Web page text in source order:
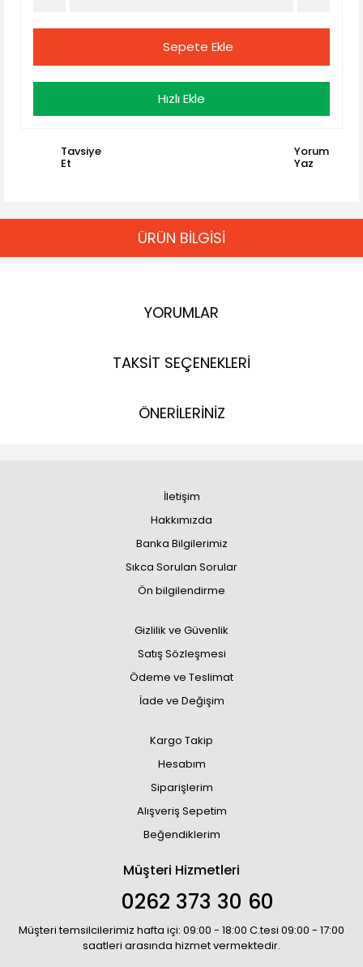
Sepete Ekle
Hızlı Ekle
Tavsiye
Et
Yorum
Yaz
ÜRÜN BİLGİSİ
YORUMLAR
TAKSİT SEÇENEKLERİ
ÖNERİLERİNİZ
İletişim
Hakkımızda
Banka Bilgilerimiz
Sıkca Sorulan Sorular
Ön bilgilendirme
Gizlilik ve Güvenlik
Satış Sözleşmesi
Ödeme ve Teslimat
İade ve Değişim
Kargo Takip
Hesabım
Siparişlerim
Alışveriş Sepetim
Beğendiklerim
Müşteri Hizmetleri
0262 373 30 60
Müşteri temsilcilerimiz hafta içi: 09:00 - 18:00 C.tesi 09:00 - 17:00
saatleri arasında hizmet vermektedir.